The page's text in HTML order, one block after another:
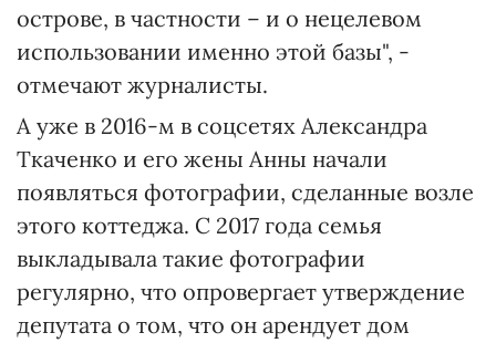
острове, в частности – и о нецелевом
использовании именно этой базы", -
отмечают журналисты.
А уже в 2016-м в соцсетях Александра
Ткаченко и его жены Анны начали
появляться фотографии, сделанные возле
этого коттеджа. С 2017 года семья
выкладывала такие фотографии
регулярно, что опровергает утверждение
депутата о том, что он арендует дом